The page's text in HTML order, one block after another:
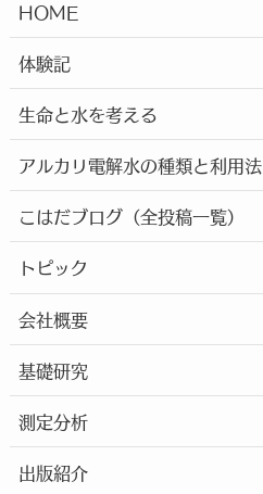
HOME
体験記
生命と水を考える
アルカリ電解水の種類と利用法
こはだブログ（全投稿一覧）
トピック
会社概要
基礎研究
測定分析
出版紹介